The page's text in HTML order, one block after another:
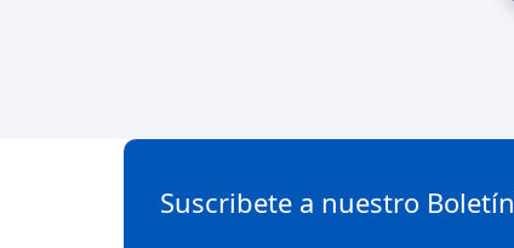
Suscribete a nuestro Boletín